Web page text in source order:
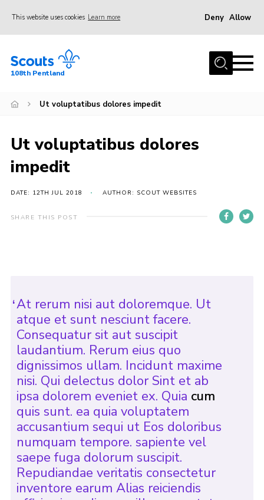
This website uses cookies Learn more Deny Allow
Home
Join
Beavers
Cubs
Scouts
Group
Cookies
Join
108th Pentland
Ut voluptatibus dolores impedit
Ut voluptatibus dolores
impedit
DATE: 12TH JUL 2018 AUTHOR: SCOUT WEBSITES
SHARE THIS POST
At rerum nisi aut doloremque. Ut
atque et sunt nesciunt facere.
Consequatur sit aut suscipit
laudantium. Rerum eius quo
dignissimos ullam. Incidunt maxime
nisi. Qui delectus dolor Sint et ab
ipsa dolorem eveniet ex. Quia cum
quis sunt. ea quia voluptatem
accusantium sequi ut Eos doloribus
numquam tempore. sapiente vel
saepe fuga dolorum suscipit.
Repudiandae veritatis consectetur
inventore earum Alias reiciendis